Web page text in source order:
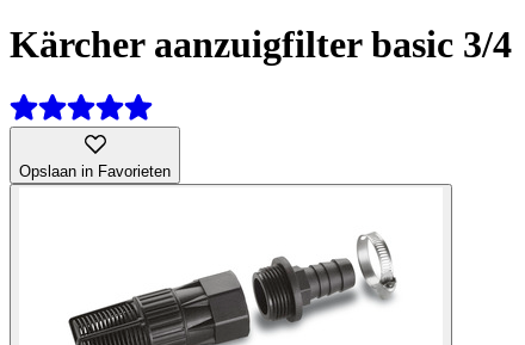
Kärcher aanzuigfilter basic 3/4
Opslaan in Favorieten